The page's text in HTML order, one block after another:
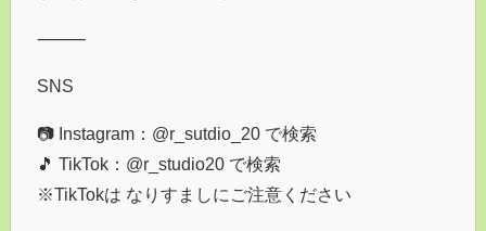
⸻
SNS
📷 Instagram：@r_sutdio_20 で検索
🎵 TikTok：@r_studio20 で検索
※TikTokは なりすましにご注意ください